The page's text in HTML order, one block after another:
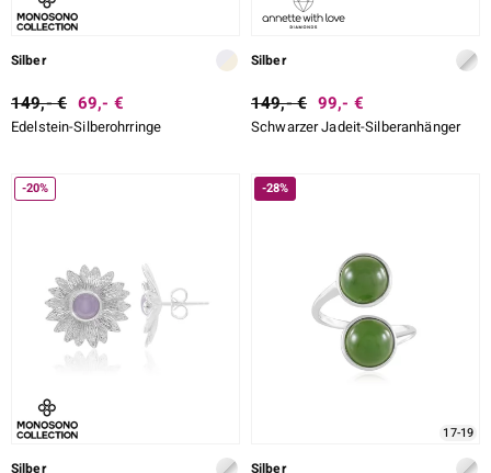
Silber
149,- € 69,- €
Edelstein-Silberohrringe
Silber
149,- € 99,- €
Schwarzer Jadeit-Silberanhänger
-20%
Silber
-28%
17-19
Silber